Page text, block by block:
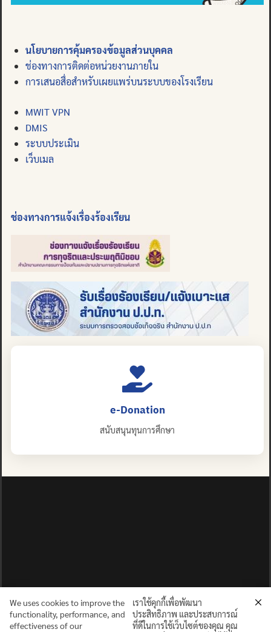
นโยบายการคุ้มครองข้อมูลส่วนบุคคล
ช่องทางการติดต่อหน่วยงานภายใน
การเสนอสื่อสำหรับเผยแพร่บนระบบของโรงเรียน
MWIT VPN
DMIS
ระบบประเมิน
เว็บเมล
ช่องทางการแจ้งเรื่องร้องเรียน
e-Donation
สนับสนุนทุนการศึกษา
We uses cookies to improve the
functionality, performance, and
effectiveness of our
เราใช้คุกกี้เพื่อพัฒนา
ประสิทธิภาพ และประสบการณ์
ที่ดีในการใช้เว็บไซต์ของคุณ คุณ